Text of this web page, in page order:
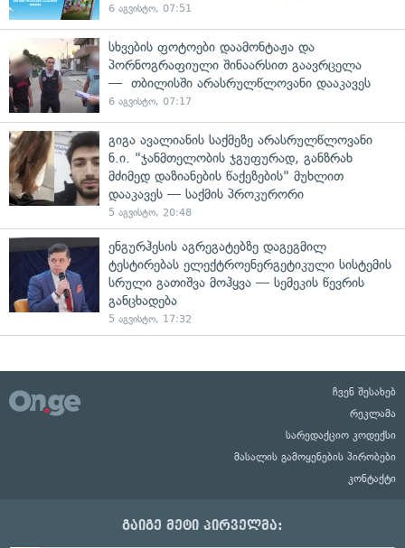
6 აგვისტო, 07:51
სხვების ფოტოები დაამონტაჟა და
პორნოგრაფიული შინაარსით გაავრცელა
— თბილისში არასრულწლოვანი დააკავეს
6 აგვისტო, 07:17
გიგა ავალიანის საქმეზე არასრულწლოვანი
ნ.ი. "ჯანმთელობის ჯგუფურად, განზრახ
მძიმედ დაზიანების წაქეზების" მუხლით
დააკავეს — საქმის პროკურორი
5 აგვისტო, 20:48
ენგურჰესის აგრეგატებზე დაგეგმილ
ტესტირებას ელექტროენერგეტიკული სისტემის
სრული გათიშვა მოჰყვა — სემეკის წევრის
განცხადება
5 აგვისტო, 17:32
ჩვენ შესახებ
რეკლამა
სარედაქციო კოდექსი
მასალის გამოყენების პირობები
კონტაქტი
გაიგე მეტი პირველმა: